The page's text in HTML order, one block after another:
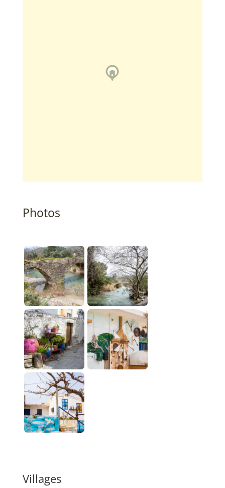
Photos
Villages